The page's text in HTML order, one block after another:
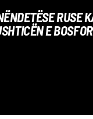
RUSE
E